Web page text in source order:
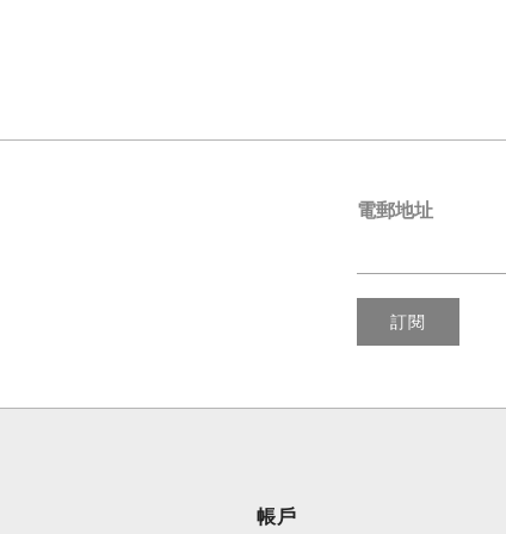
電郵地址
訂閱
帳戶